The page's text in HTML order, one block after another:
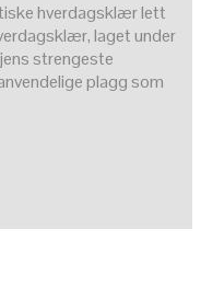
hverdagsklær lett
laget under
strengeste
plagg som